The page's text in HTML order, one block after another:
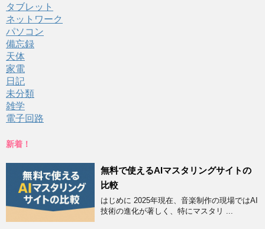
タブレット
ネットワーク
パソコン
備忘録
天体
家電
日記
未分類
雑学
電子回路
新着！
無料で使えるAIマスタリングサイトの
比較
はじめに 2025年現在、音楽制作の現場ではAI
技術の進化が著しく、特にマスタリ ...